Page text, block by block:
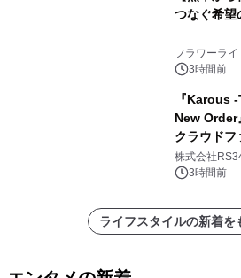
つなぐ希望
フラワーラ
3時間前
『Karous
New
クラウドフ
開始
株式会社
3時間前
ライフスタイルの新着を